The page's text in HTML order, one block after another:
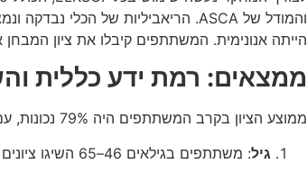
הייתה אנונימית. המשתתפים קיבלו את ציון
ממצאים: רמת ידע כללית
ממוצע הציון בקרב המשתתפים היה 79% נכונות, עם שונות מסוימת בין קבוצות שונות. שני גורמים נמצאו משמעותיים סטטיסטית בהשפעתם על הידע:
גיל: משתתפים בגילאים 46–65 השיגו ציונים גבוהים יותר בהשוואה לקבוצת הגיל הצעירה 25–35. הקשר נמצא גם בקורלציה בין גיל לוותק בהוראה ובמנהיגות.